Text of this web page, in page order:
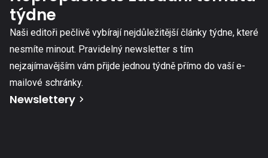
týdne
Naši editoři pečlivě vybírají nejdůležitější články týdne, které
nesmíte minout. Pravidelný newsletter s tím
nejzajímavějším vám přijde jednou týdně přímo do vaší e-
mailové schránky.
Newslettery